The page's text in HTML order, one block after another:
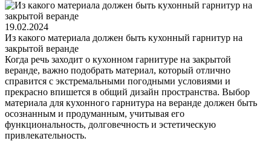
19.02.2024
Из какого материала должен быть кухонный гарнитур на
закрытой веранде
Когда речь заходит о кухонном гарнитуре на закрытой
веранде, важно подобрать материал, который отлично
справится с экстремальными погодными условиями и
прекрасно впишется в общий дизайн пространства. Выбор
материала для кухонного гарнитура на веранде должен быть
осознанным и продуманным, учитывая его
функциональность, долговечность и эстетическую
привлекательность.